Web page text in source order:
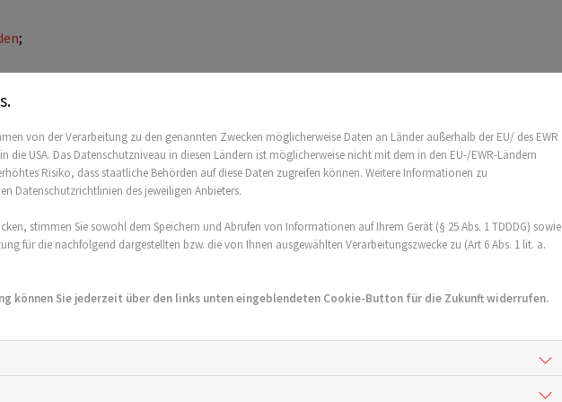
;
Übersicht ,Vorstand,Kontakt ;
;
von der Verarbeitung zu den genannten Zwecken möglicherweise Daten an Länder außerhalb der EU/ des EWR
die USA. Das Datenschutzniveau in diesen Ländern ist möglicherweise nicht mit dem in den EU-/EWR-Ländern
Risiko, dass staatliche Behörden auf diese Daten zugreifen können. Weitere Informationen zu
Datenschutzrichtlinien des jeweiligen Anbieters.
stimmen Sie sowohl dem Speichern und Abrufen von Informationen auf Ihrem Gerät (§ 25 Abs. 1 TDDDG) sowie
für die nachfolgend dargestellten bzw. die von Ihnen ausgewählten Verarbeitungszwecke zu (Art 6 Abs. 1 lit. a.
können Sie jederzeit über den links unten eingeblendeten Cookie-Button für die Zukunft widerrufen.